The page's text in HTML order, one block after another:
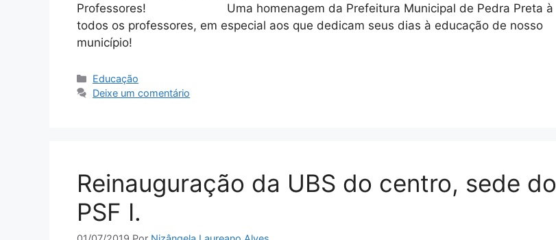
Professores! ⠀⠀⠀⠀⠀⠀⠀⠀⠀ Uma homenagem da Prefeitura Municipal de Pedra Preta à
todos os professores, em especial aos que dedicam seus dias à educação de nosso
município! ⠀⠀⠀⠀⠀⠀⠀⠀⠀
Educação
Deixe um comentário
Reinauguração da UBS do centro, sede do
PSF I.